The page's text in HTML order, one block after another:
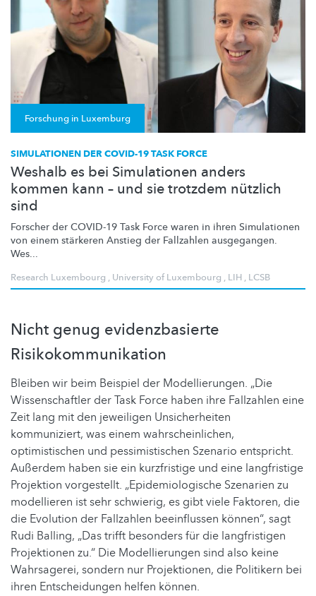
Forschung in Luxemburg
SIMULATIONEN DER COVID-19 TASK FORCE
Weshalb es bei Simulationen anders
kommen kann – und sie trotzdem nützlich
sind
Forscher der COVID-19 Task Force waren in ihren Simulationen
von einem stärkeren Anstieg der Fallzahlen ausgegangen.
Wes...
Research Luxembourg , University of Luxembourg , LIH , LCSB
Nicht genug evidenzbasierte
Risikokommunikation
Bleiben wir beim Beispiel der Modellierungen. „Die
Wissenschaftler der Task Force haben ihre Fallzahlen eine
Zeit lang mit den jeweiligen Unsicherheiten
kommuniziert, was einem wahrscheinlichen,
optimistischen und pessimistischen Szenario entspricht.
Außerdem haben sie ein kurzfristige und eine langfristige
Projektion vorgestellt. „Epidemiologische Szenarien zu
modellieren ist sehr schwierig, es gibt viele Faktoren, die
die Evolution der Fallzahlen beeinflussen können“, sagt
Rudi Balling, „Das trifft besonders für die langfristigen
Projektionen zu.“ Die Modellierungen sind also keine
Wahrsagerei, sondern nur Projektionen, die Politikern bei
ihren Entscheidungen helfen können.